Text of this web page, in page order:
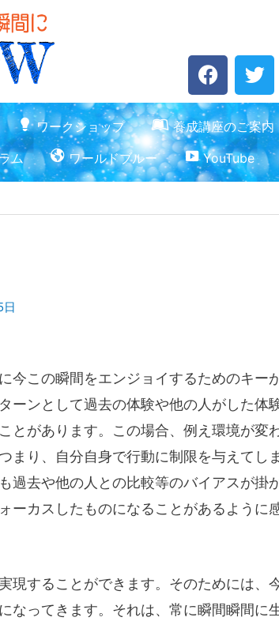
F
a
c
e
b
o
o
T
w
i
t
t
e
r
ワークショップ 養成講座のご案内
ム ワールドブルー YouTube
今この瞬間をエンジョイするためのキー
ーンとして過去の体験や他の人がした体
とがあります。この場合、例え環境が変
まり、自分自身で行動に制限を与えてしま
過去や他の人との比較等のバイアスが掛
ーカスしたものになることがあるように
現することができます。そのためには、
なってきます。それは、常に瞬間瞬間に